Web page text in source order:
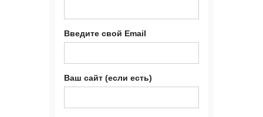
Введите свой Email
Ваш сайт (если есть)